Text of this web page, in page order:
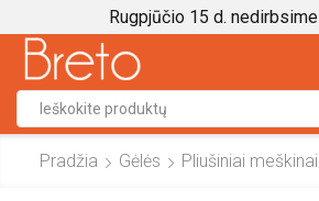
Rugpjūčio 15 d. nedirbsime
input
Pradžia Gėlės Pliušiniai meškinai